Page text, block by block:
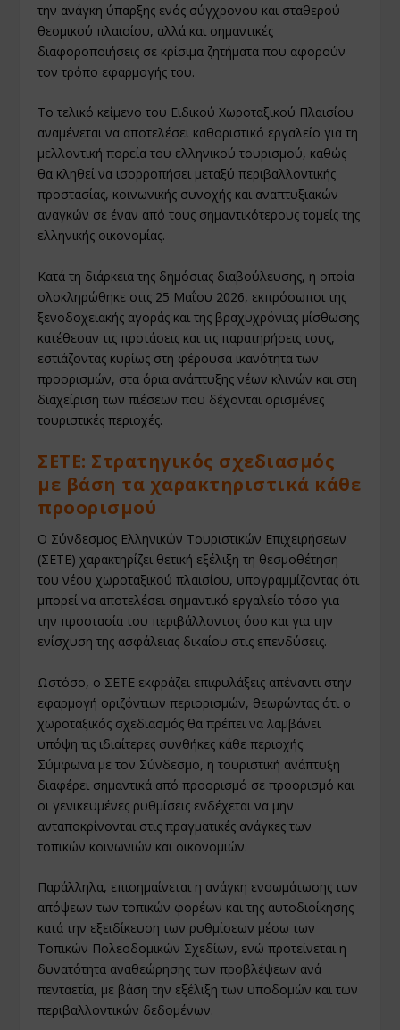
την ανάγκη ύπαρξης ενός σύγχρονου και σταθερού
θεσμικού πλαισίου, αλλά και σημαντικές
διαφοροποιήσεις σε κρίσιμα ζητήματα που αφορούν
τον τρόπο εφαρμογής του.
Το τελικό κείμενο του Ειδικού Χωροταξικού Πλαισίου
αναμένεται να αποτελέσει καθοριστικό εργαλείο για τη
μελλοντική πορεία του ελληνικού τουρισμού, καθώς
θα κληθεί να ισορροπήσει μεταξύ περιβαλλοντικής
προστασίας, κοινωνικής συνοχής και αναπτυξιακών
αναγκών σε έναν από τους σημαντικότερους τομείς της
ελληνικής οικονομίας.
Κατά τη διάρκεια της δημόσιας διαβούλευσης, η οποία
ολοκληρώθηκε στις 25 Μαΐου 2026, εκπρόσωποι της
ξενοδοχειακής αγοράς και της βραχυχρόνιας μίσθωσης
κατέθεσαν τις προτάσεις και τις παρατηρήσεις τους,
εστιάζοντας κυρίως στη φέρουσα ικανότητα των
προορισμών, στα όρια ανάπτυξης νέων κλινών και στη
διαχείριση των πιέσεων που δέχονται ορισμένες
τουριστικές περιοχές.
ΣΕΤΕ: Στρατηγικός σχεδιασμός
με βάση τα χαρακτηριστικά κάθε
προορισμού
Ο Σύνδεσμος Ελληνικών Τουριστικών Επιχειρήσεων
(ΣΕΤΕ) χαρακτηρίζει θετική εξέλιξη τη θεσμοθέτηση
του νέου χωροταξικού πλαισίου, υπογραμμίζοντας ότι
μπορεί να αποτελέσει σημαντικό εργαλείο τόσο για
την προστασία του περιβάλλοντος όσο και για την
ενίσχυση της ασφάλειας δικαίου στις επενδύσεις.
Ωστόσο, ο ΣΕΤΕ εκφράζει επιφυλάξεις απέναντι στην
εφαρμογή οριζόντιων περιορισμών, θεωρώντας ότι ο
χωροταξικός σχεδιασμός θα πρέπει να λαμβάνει
υπόψη τις ιδιαίτερες συνθήκες κάθε περιοχής.
Σύμφωνα με τον Σύνδεσμο, η τουριστική ανάπτυξη
διαφέρει σημαντικά από προορισμό σε προορισμό και
οι γενικευμένες ρυθμίσεις ενδέχεται να μην
ανταποκρίνονται στις πραγματικές ανάγκες των
τοπικών κοινωνιών και οικονομιών.
Παράλληλα, επισημαίνεται η ανάγκη ενσωμάτωσης των
απόψεων των τοπικών φορέων και της αυτοδιοίκησης
κατά την εξειδίκευση των ρυθμίσεων μέσω των
Τοπικών Πολεοδομικών Σχεδίων, ενώ προτείνεται η
δυνατότητα αναθεώρησης των προβλέψεων ανά
πενταετία, με βάση την εξέλιξη των υποδομών και των
περιβαλλοντικών δεδομένων.